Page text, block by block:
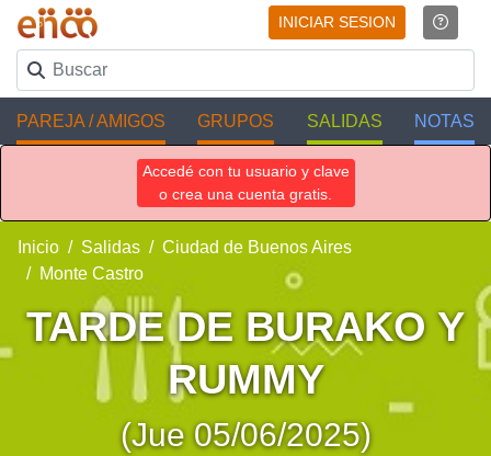
INICIAR SESION
PAREJA / AMIGOS GRUPOS SALIDAS NOTAS
Accedé con tu usuario y clave
o crea una cuenta gratis.
Inicio Salidas
Ciudad de Buenos Aires
Monte Castro
TARDE DE BURAKO Y
RUMMY
(Jue 05/06/2025)